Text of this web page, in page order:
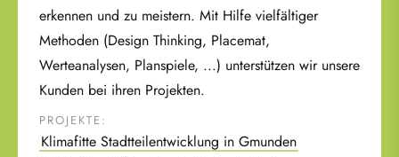
erkennen und zu meistern. Mit Hilfe vielfältiger
Methoden (Design Thinking, Placemat,
Werteanalysen, Planspiele, ...) unterstützen wir unsere
Kunden bei ihren Projekten.
PROJEKTE:
Klimafitte Stadtteilentwicklung in Gmunden